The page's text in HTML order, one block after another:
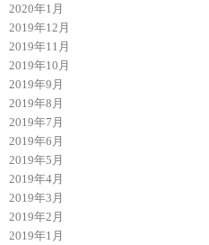
2020年1月
2019年12月
2019年11月
2019年10月
2019年9月
2019年8月
2019年7月
2019年6月
2019年5月
2019年4月
2019年3月
2019年2月
2019年1月